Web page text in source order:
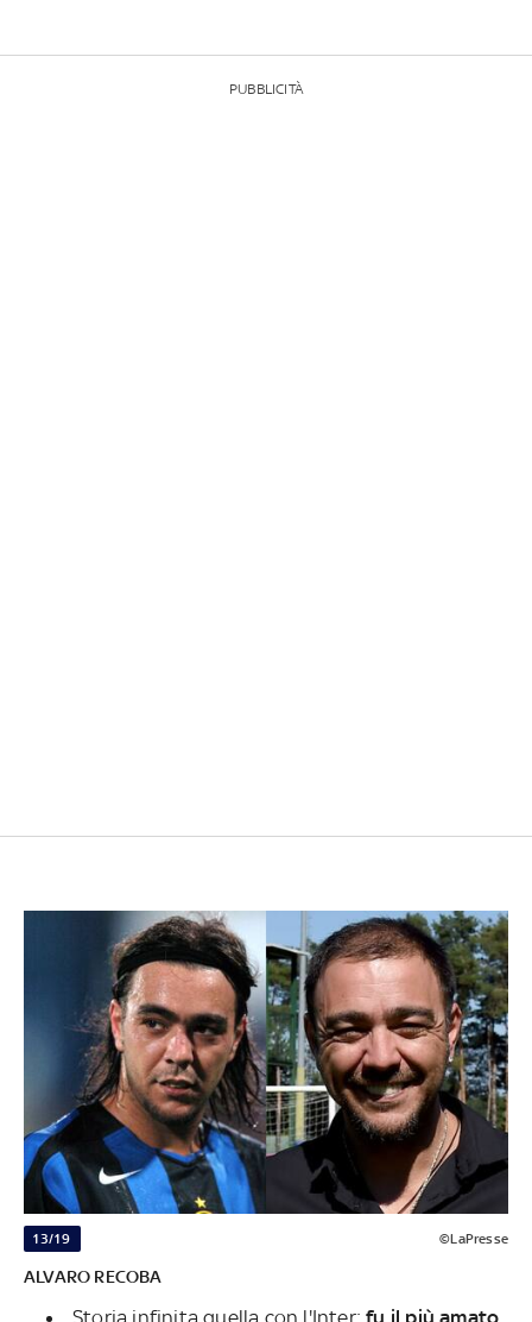
PUBBLICITÀ
13/19 ©LaPresse
ALVARO RECOBA